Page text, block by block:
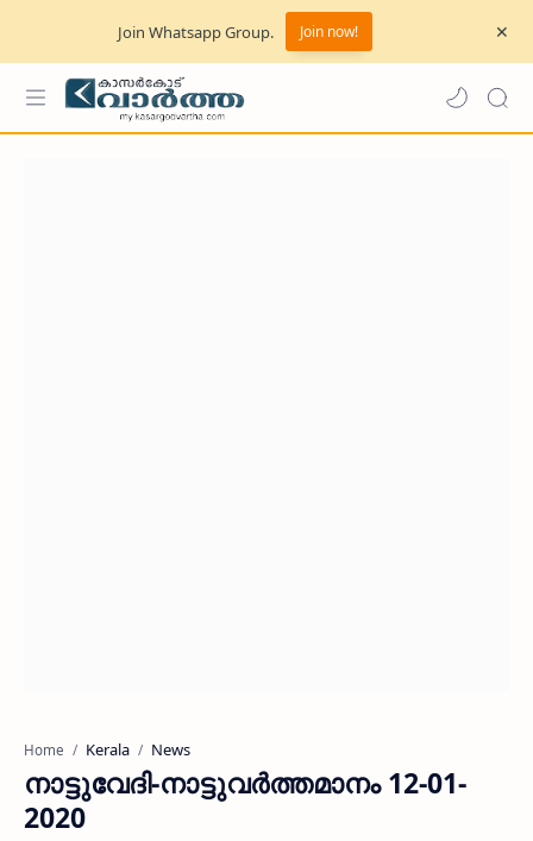
Join Whatsapp Group. Join now!
Home Kerala News
നാട്ടുവേദി-നാട്ടുവര്‍ത്തമാനം 12-01-
2020